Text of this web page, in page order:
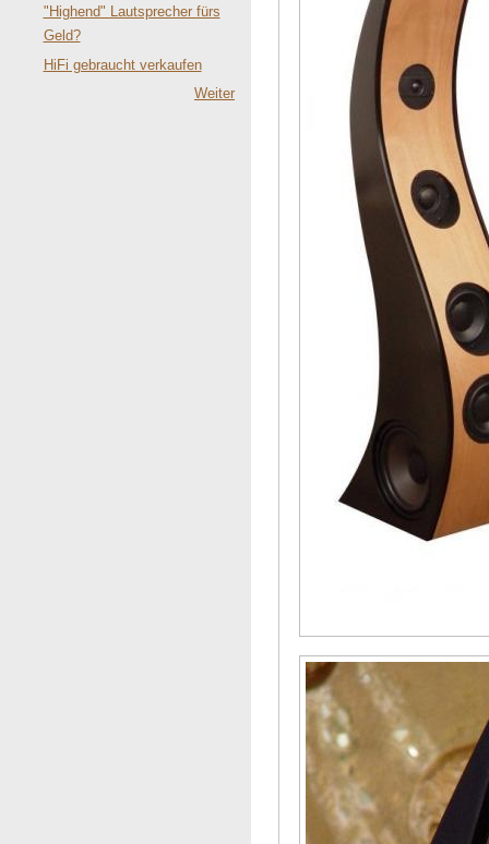
"Highend" Lautsprecher fürs
Geld?
HiFi gebraucht verkaufen
Weiter